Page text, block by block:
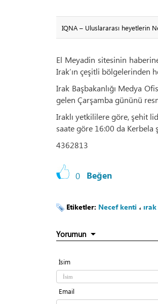
IQNA – Uluslararası heyetlerin
El Meyadin sitesinin
Irak’ın çeşitli bölgelerinden
Irak Başbakanlığı Medya
gelen Çarşamba gününü
Iraklı yetkililere göre, şehit
saate göre 16:00 da Kerbela
4362813
0 Beğen
Etiketler: Necef kenti ،
Yorumun
İsim
Email